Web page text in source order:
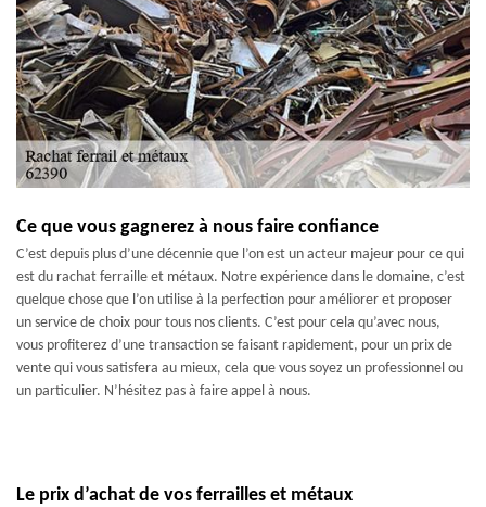
Ce que vous gagnerez à nous faire confiance
C’est depuis plus d’une décennie que l’on est un acteur majeur pour ce qui
est du rachat ferraille et métaux. Notre expérience dans le domaine, c’est
quelque chose que l’on utilise à la perfection pour améliorer et proposer
un service de choix pour tous nos clients. C’est pour cela qu’avec nous,
vous profiterez d’une transaction se faisant rapidement, pour un prix de
vente qui vous satisfera au mieux, cela que vous soyez un professionnel ou
un particulier. N’hésitez pas à faire appel à nous.
Le prix d’achat de vos ferrailles et métaux